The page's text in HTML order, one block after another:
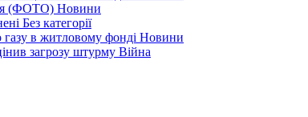
(ФОТО) Новини
Без категорії
газу в житловому фонді Новини
загрозу штурму Війна